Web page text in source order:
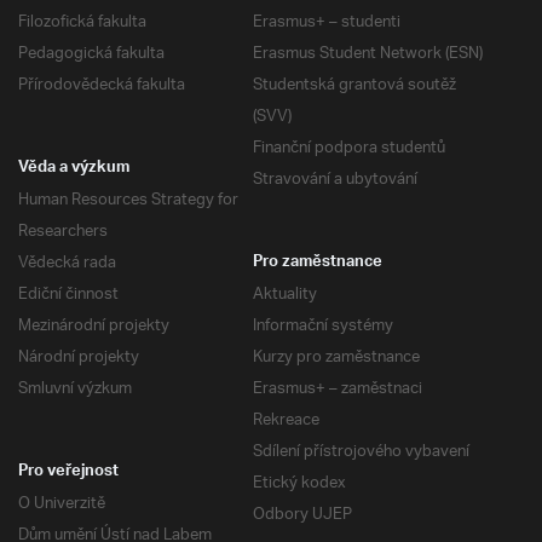
Filozofická fakulta
Pedagogická fakulta
Přírodovědecká fakulta
Erasmus+ – studenti
Erasmus Student Network (ESN)
Studentská grantová soutěž
(SVV)
Finanční podpora studentů
Stravování a ubytování
Věda a výzkum
Human Resources Strategy for
Researchers
Vědecká rada
Ediční činnost
Mezinárodní projekty
Národní projekty
Smluvní výzkum
Pro zaměstnance
Aktuality
Informační systémy
Kurzy pro zaměstnance
Erasmus+ – zaměstnaci
Rekreace
Sdílení přístrojového vybavení
Etický kodex
Odbory UJEP
Pro veřejnost
O Univerzitě